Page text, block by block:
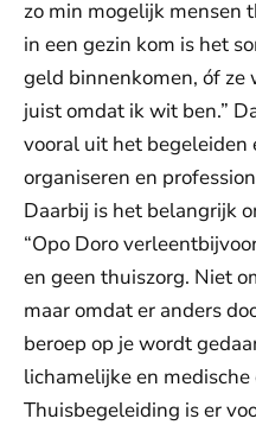
zo min mogelijk mensen
in een gezin kom is het
geld binnenkomen, óf ze
juist omdat ik wit ben.”
vooral uit het begeleiden
organiseren en
Daarbij is het belangrijk
“Opo Doro
en geen thuiszorg. Niet
maar omdat er anders
beroep op je wordt
lichamelijke en
Thuisbegeleiding is er